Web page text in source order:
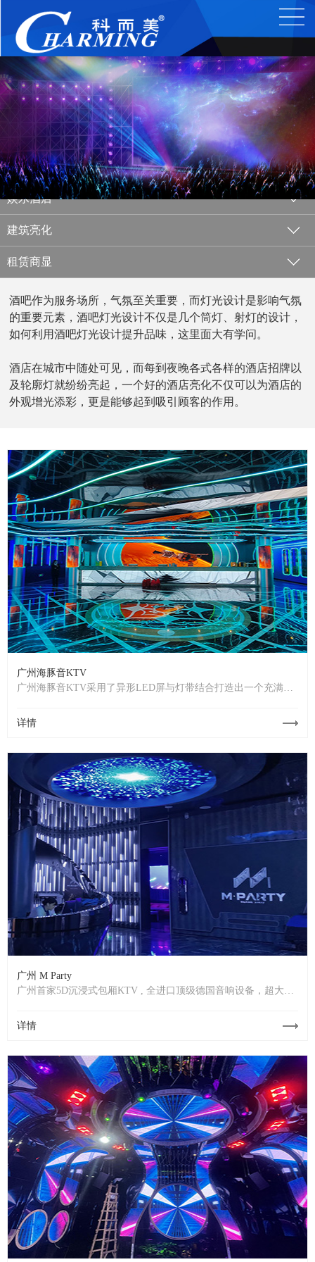
娱乐酒店
建筑亮化
租赁商显
酒吧作为服务场所，气氛至关重要，而灯光设计是影响气氛
的重要元素，酒吧灯光设计不仅是几个筒灯、射灯的设计，
如何利用酒吧灯光设计提升品味，这里面大有学问。
酒店在城市中随处可见，而每到夜晚各式各样的酒店招牌以
及轮廓灯就纷纷亮起，一个好的酒店亮化不仅可以为酒店的
外观增光添彩，更是能够起到吸引顾客的作用。
广州海豚音KTV
广州海豚音KTV采用了异形LED屏与灯带结合打造出一个充满科
未来感十足的视觉体验。在灯光的映照下，整个空间显得更加迷
详情
广州 M Party
广州首家5D沉浸式包厢KTV , 全进口顶级德国音响设备，超大面
详情